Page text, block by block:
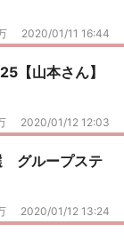
2020/01/11 16:44
【山本さん】
2020/01/12 12:03
グループステ
2020/01/12 13:24